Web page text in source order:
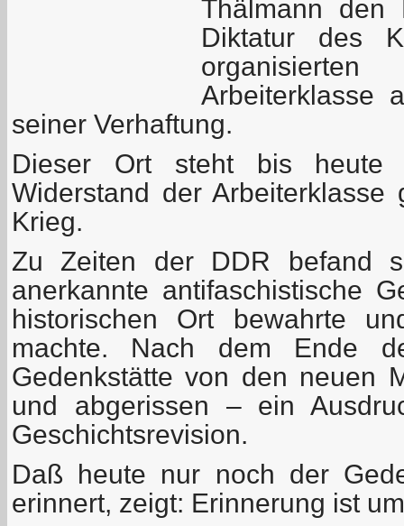
Thälmann den
Diktatur des
Arbeiterklasse
seiner Verhaftung.
Dieser Ort steht bis heute
Widerstand der Arbeiterklasse
Krieg.
Zu Zeiten der DDR befand
anerkannte antifaschistische
historischen Ort bewahrte
machte. Nach dem Ende
Gedenkstätte von den neuen
und abgerissen – ein
Geschichtsrevision.
Daß heute nur noch der
erinnert, zeigt: Erinnerung ist